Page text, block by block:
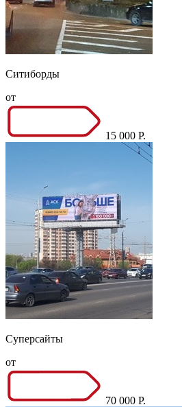
Ситиборды
от
15 000 Р.
Суперсайты
от
70 000 Р.